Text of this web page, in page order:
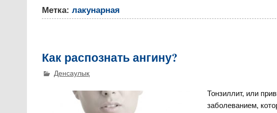
Метка:лакунарная
Как распознать ангину?
Денсаулық
Тонзиллит, или
заболеванием,